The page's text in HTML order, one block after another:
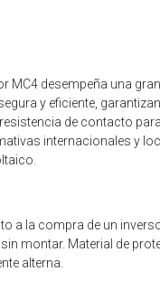
MC4 desempeña una
y eficiente,
de contacto
internacionales y
a la compra de un
montar. Material de
alterna.